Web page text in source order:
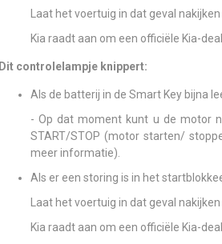
Laat het voertuig in dat geval
Kia raadt aan om een officiële Kia-
Dit controlelampje knippert:
Als de batterij in de Smart Key bijna
- Op dat moment kunt u de motor
START/STOP (motor starten/
meer informatie).
Als er een storing is in het
Laat het voertuig in dat geval
Kia raadt aan om een officiële Kia-